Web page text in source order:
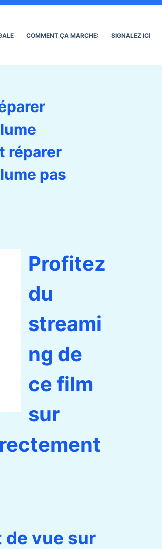
COMMENT ÇA MARCHE: SIGNALEZ ICI
réparer
pas
Profitez
du
streami
ng de
ce film
sur
de vue sur